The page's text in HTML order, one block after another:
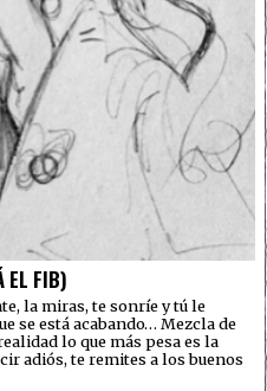
EL FIB)
la miras, te sonríe y tú le
se está acabando… Mezcla de
lo que más pesa es la
adiós, te remites a los buenos